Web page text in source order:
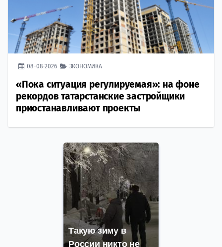
08-08-2026 ЭКОНОМИКА
«Пока ситуация регулируемая»: на фоне
рекордов татарстанские застройщики
приостанавливают проекты
Такую зиму в
России никто не